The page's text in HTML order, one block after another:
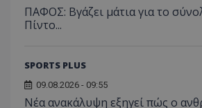
ΠΑΦΟΣ: Βγάζει μάτια για το
Πίντο...
SPORTS PLUS
09.08.2026 - 09:55
Νέα ανακάλυψη εξηγεί πώς ο